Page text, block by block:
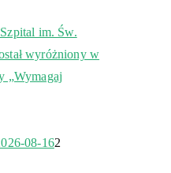
im. Św.
wyróżniony w
„Wymagaj
08-162